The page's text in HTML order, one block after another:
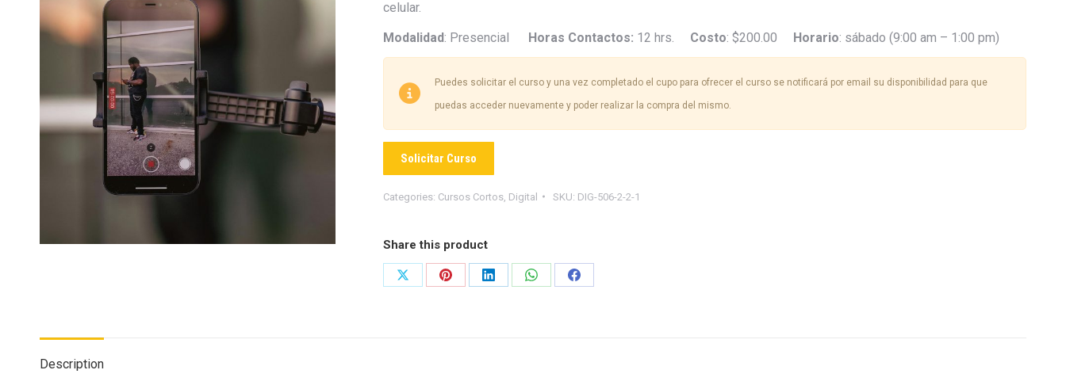
celular.
Modalidad: Presencial Horas Contactos: 12 hrs. Costo: $200.00 Horario: sábado (9:00 am – 1:00 pm)
Puedes solicitar el curso y una vez completado el cupo para ofrecer el curso se notificará por email su disponibilidad para que
puedas acceder nuevamente y poder realizar la compra del mismo.
Solicitar Curso
Categories: Cursos Cortos Digital SKU: DIG-506-2-2-1
Share this product
Share
Share
Share
Share
Share
Description